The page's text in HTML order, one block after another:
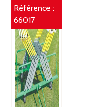
Référence :
66017